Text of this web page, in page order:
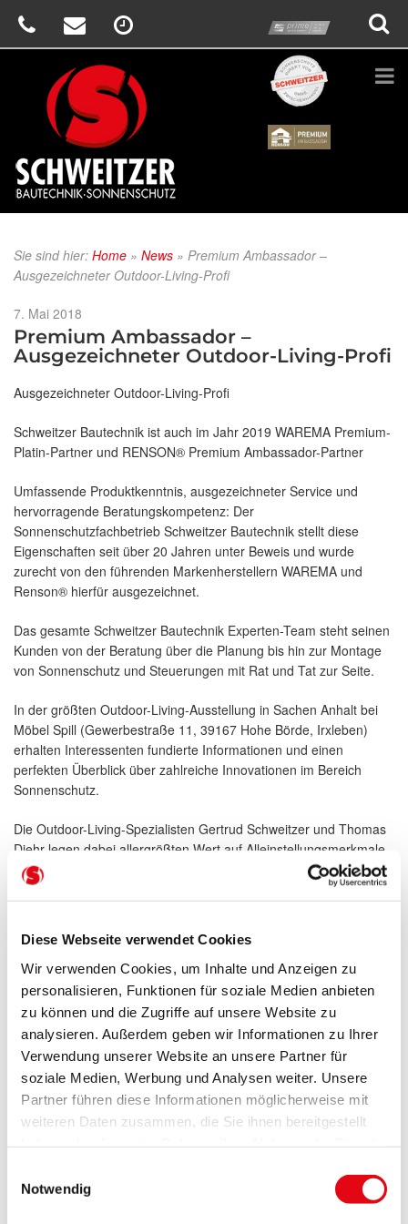
Diese Webseite verwendet Cookies
Wir verwenden Cookies, um Inhalte und Anzeigen zu
personalisieren, Funktionen für soziale Medien anbieten
zu können und die Zugriffe auf unsere Website zu
analysieren. Außerdem geben wir Informationen zu Ihrer
Verwendung unserer Website an unsere Partner für
soziale Medien, Werbung und Analysen weiter. Unsere
Partner führen diese Informationen möglicherweise mit
weiteren Daten zusammen, die Sie ihnen bereitgestellt
Notwendig
Sie sind hier: Home » News » Premium Ambassador –
Ausgezeichneter Outdoor-Living-Profi
Veröffentlicht
am
7. Mai 2018
Premium Ambassador –
Ausgezeichneter Outdoor-Living-Profi
Ausgezeichneter Outdoor-Living-Profi
Schweitzer Bautechnik ist auch im Jahr 2019 WAREMA Premium-
Platin-Partner und RENSON® Premium Ambassador-Partner
Umfassende Produktkenntnis, ausgezeichneter Service und
hervorragende Beratungskompetenz: Der
Sonnenschutzfachbetrieb Schweitzer Bautechnik stellt diese
Eigenschaften seit über 20 Jahren unter Beweis und wurde
zurecht von den führenden Markenherstellern WAREMA und
Renson® hierfür ausgezeichnet.
Das gesamte Schweitzer Bautechnik Experten-Team steht seinen
Kunden von der Beratung über die Planung bis hin zur Montage
von Sonnenschutz und Steuerungen mit Rat und Tat zur Seite.
In der größten Outdoor-Living-Ausstellung in Sachen Anhalt bei
Möbel Spill (Gewerbestraße 11, 39167 Hohe Börde, Irxleben)
erhalten Interessenten fundierte Informationen und einen
perfekten Überblick über zahlreiche Innovationen im Bereich
Sonnenschutz.
Die Outdoor-Living-Spezialisten Gertrud Schweitzer und Thomas
Diehr legen dabei allergrößten Wert auf Alleinstellungsmerkmale
und individuelle Lösungsmöglichkeiten für ihre Kunden. Sie gelten
als Marktführer im Bereich Outdoor Living und beziehen ihr
Markisen von Warema, Lamellendächer und Terrassendächer
von Renson – und Alu-Glas- Terrassendächer von WiPro.
Caravita deckt den Bereich hochwertiger und individueller
Sonnenschirme ab.
Fazit: Ein Besuch bei Schweitzer Bautechnik rentiert sich auf
jeden Fall! Wertvolle Tipps, individuelle Konzeptlösungen und ein
perfekter Rundum-Service garantieren höchsten Wohnkomfort
und ein traumhaftes Ambiente.
Schweitzer